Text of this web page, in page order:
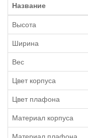
Название
Высота
Ширина
Вес
Цвет корпуса
Цвет плафона
Материал корпуса